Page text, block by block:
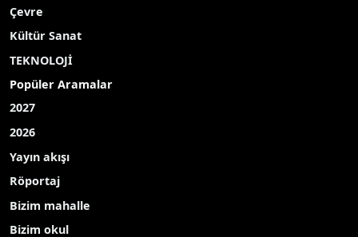
Çevre
Kültür Sanat
TEKNOLOJİ
Popüler Aramalar
2027
2026
Yayın akışı
Röportaj
Bizim mahalle
Bizim okul